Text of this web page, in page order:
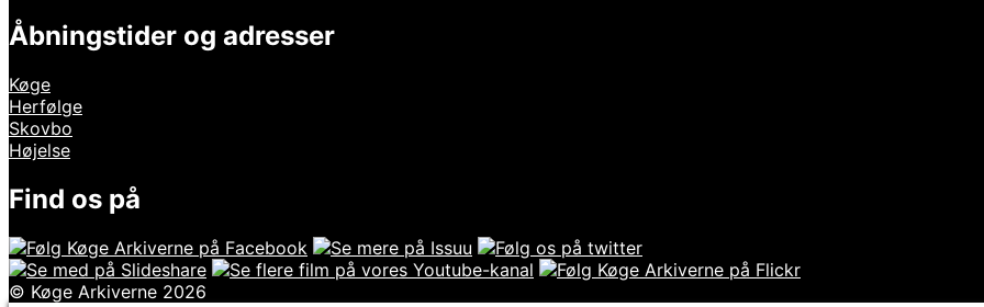
Åbningstider og adresser
Køge
Herfølge
Skovbo
Højelse
Find os på
© Køge Arkiverne 2026